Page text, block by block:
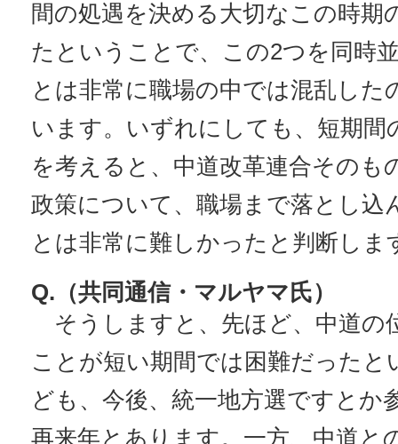
間の処遇を決める大切なこの時期
たということで、この2つを同時
とは非常に職場の中では混乱した
います。いずれにしても、短期間
を考えると、中道改革連合そのも
政策について、職場まで落とし込
とは非常に難しかったと判断しま
Q.（共同通信・マルヤマ氏）
そうしますと、先ほど、中道の
ことが短い期間では困難だったと
ども、今後、統一地方選ですとか
再来年とあります。一方、中道と